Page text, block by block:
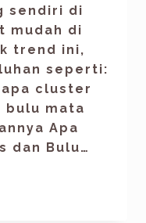
sendiri di
mudah di
trend ini,
seperti:
cluster
bulu mata
Apa
dan Bulu…